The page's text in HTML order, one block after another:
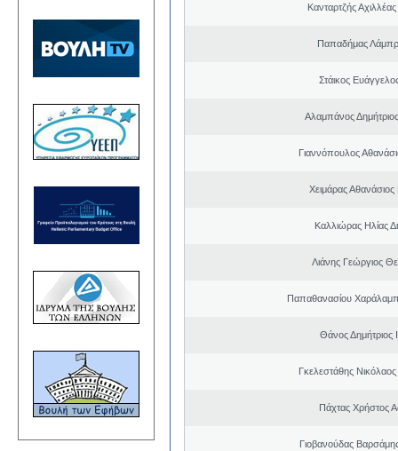
Κανταρτζής
Παπαδήμας
Στάικος
Αλαμπάνος
Γιαννόπουλος
Χειμάρας
Καλλιώρας Ηλίας
Λιάνης Γεώργιος
Παπαθανασίου
Θάνος Δημήτριος
Γκελεστάθης
Πάχτας Χρήστος
Γιοβανούδας